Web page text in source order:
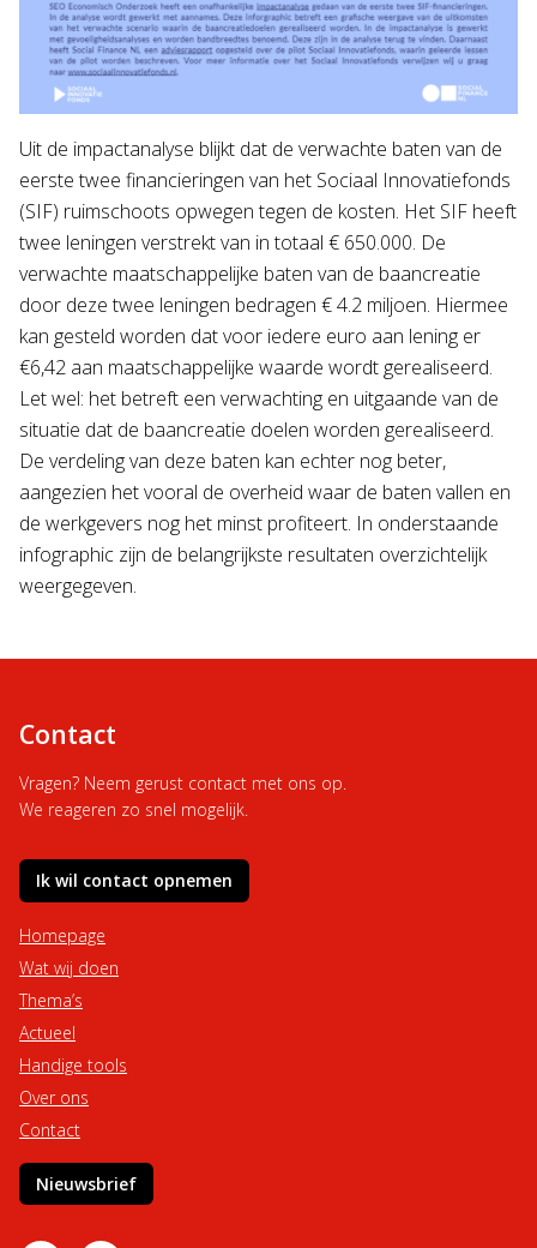
Uit de impactanalyse blijkt dat de verwachte baten van de
eerste twee financieringen van het Sociaal Innovatiefonds
(SIF) ruimschoots opwegen tegen de kosten. Het SIF heeft
twee leningen verstrekt van in totaal € 650.000. De
verwachte maatschappelijke baten van de baancreatie
door deze twee leningen bedragen € 4.2 miljoen. Hiermee
kan gesteld worden dat voor iedere euro aan lening er
€6,42 aan maatschappelijke waarde wordt gerealiseerd.
Let wel: het betreft een verwachting en uitgaande van de
situatie dat de baancreatie doelen worden gerealiseerd.
De verdeling van deze baten kan echter nog beter,
aangezien het vooral de overheid waar de baten vallen en
de werkgevers nog het minst profiteert. In onderstaande
infographic zijn de belangrijkste resultaten overzichtelijk
weergegeven.
Contact
Vragen? Neem gerust contact met ons op.
We reageren zo snel mogelijk.
Ik wil contact opnemen
Homepage
Wat wij doen
Thema’s
Actueel
Handige tools
Over ons
Contact
Nieuwsbrief